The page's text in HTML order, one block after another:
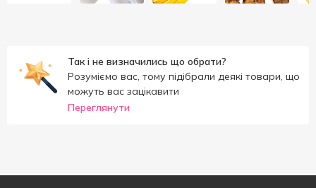
Так і не визначились що обрати?
Розуміємо вас, тому підібрали деякі товари, що
можуть вас зацікавити
Переглянути